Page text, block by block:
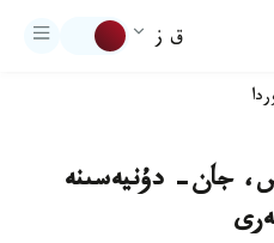
ق ز
جان- دۇنيەسىنە